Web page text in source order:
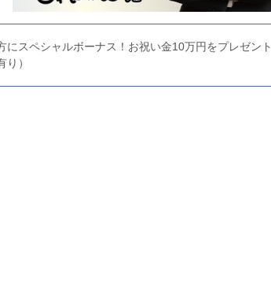
にスペシャルボーナス！お祝い金10万円をプレゼント
）